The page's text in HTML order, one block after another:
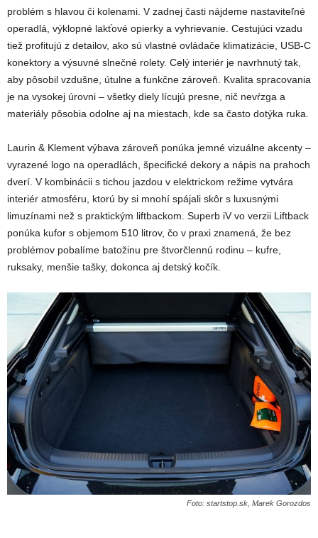
problém s hlavou či kolenami. V zadnej časti nájdeme nastaviteľné
operadlá, výklopné lakťové opierky a vyhrievanie. Cestujúci vzadu
tiež profitujú z detailov, ako sú vlastné ovládače klimatizácie, USB-C
konektory a výsuvné slnečné rolety. Celý interiér je navrhnutý tak,
aby pôsobil vzdušne, útulne a funkčne zároveň. Kvalita spracovania
je na vysokej úrovni – všetky diely lícujú presne, nič nevŕzga a
materiály pôsobia odolne aj na miestach, kde sa často dotýka ruka.
Laurin & Klement výbava zároveň ponúka jemné vizuálne akcenty –
vyrazené logo na operadlách, špecifické dekory a nápis na prahoch
dverí. V kombinácii s tichou jazdou v elektrickom režime vytvára
interiér atmosféru, ktorú by si mnohí spájali skôr s luxusnými
limuzínami než s praktickým liftbackom. Superb iV vo verzii Liftback
ponúka kufor s objemom 510 litrov, čo v praxi znamená, že bez
problémov pobalíme batožinu pre štvorčlennú rodinu – kufre,
ruksaky, menšie tašky, dokonca aj detský kočík.
Foto: startstop.sk, Marek Gorozdos